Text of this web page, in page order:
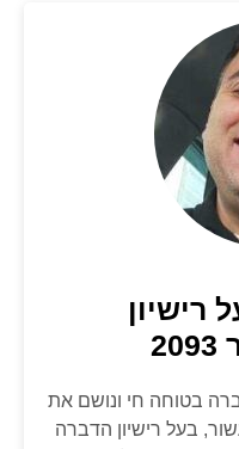
רישיון
בטוחה חי ונושם את
בעל רישיון הדברה